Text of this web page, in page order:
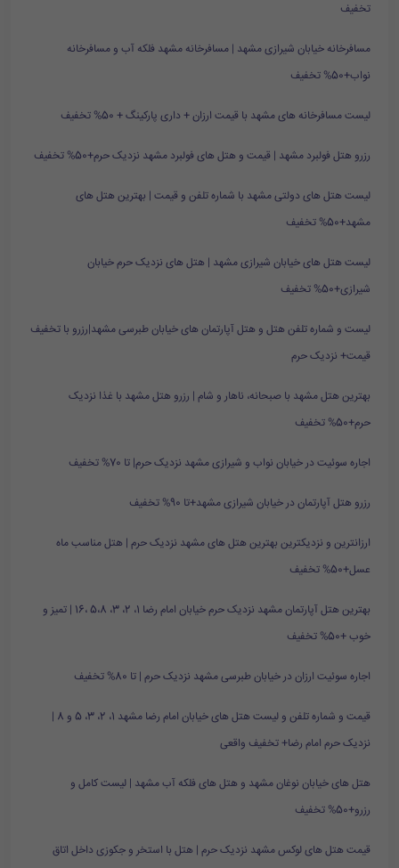
تخفیف
مسافرخانه خیابان شیرازی مشهد | مسافرخانه مشهد فلکه آب و مسافرخانه
نواب+50% تخفیف
لیست مسافرخانه های مشهد با قیمت ارزان + داری پارکینگ + 50% تخفیف
رزرو هتل فولبرد مشهد | قیمت و هتل های فولبرد مشهد نزدیک حرم+50% تخفیف
لیست هتل های دولتی مشهد با شماره تلفن و قیمت | بهترین هتل های
مشهد+50% تخفیف
لیست هتل های خیابان شیرازی مشهد | هتل های نزدیک حرم خیابان
شیرازی+50% تخفیف
لیست و شماره تلفن هتل و هتل آپارتمان های خیابان طبرسی مشهد|رزرو با تخفیف
قیمت+ نزدیک حرم
بهترین هتل مشهد با صبحانه، ناهار و شام | رزرو هتل مشهد با غذا نزدیک
حرم+50% تخفیف
اجاره سوئیت در خیابان نواب و شیرازی مشهد نزدیک حرم| تا 70% تخفیف
رزرو هتل آپارتمان در خیابان شیرازی مشهد+تا 90% تخفیف
ارزانترین و نزدیکترین بهترین هتل های مشهد نزدیک حرم | هتل مناسب ماه
عسل+50% تخفیف
بهترین هتل آپارتمان مشهد نزدیک حرم خیابان امام رضا 1، 2، 3، 5،8 ،16 | تمیز و
خوب +50% تخفیف
اجاره سوئیت ارزان در خیابان طبرسی مشهد نزدیک حرم | تا 80% تخفیف
قیمت و شماره تلفن و لیست هتل های خیابان امام رضا مشهد 1، 2، 3، 5 و 8 |
نزدیک حرم امام رضا+ تخفیف واقعی
هتل های خیابان نوغان مشهد و هتل های فلکه آب مشهد | لیست کامل و
رزرو+50% تخفیف
قیمت هتل های لوکس مشهد نزدیک حرم | هتل با استخر و جکوزی داخل اتاق